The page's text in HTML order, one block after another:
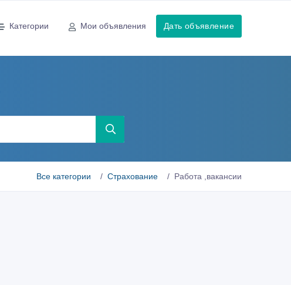
Категории Мои объявления Дать объявление
Все категории Страхование Работа ,вакансии